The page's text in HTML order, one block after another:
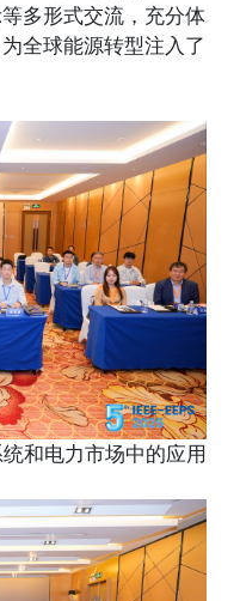
多形式交流，充分体
全球能源转型注入了
和电力市场中的应用